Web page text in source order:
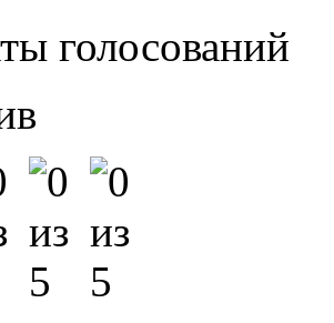
голосований